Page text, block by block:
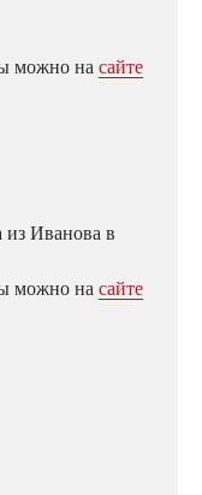
можно на сайте
из Иванова в
можно на сайте